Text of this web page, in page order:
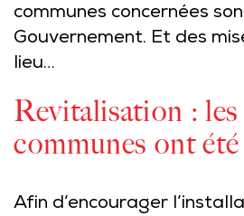
communes concernées
Gouvernement. Et des
lieu…
Revitalisation : les
communes ont
Afin d’encourager